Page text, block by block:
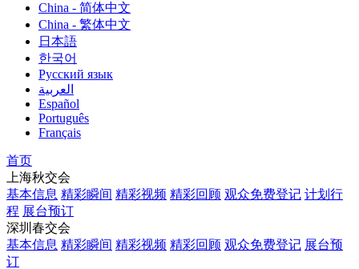
China - 简体中文
China - 繁体中文
日本語
한국어
Русский язык
العربية
Español
Português
Français
首页
上海秋交会
基本信息 精彩瞬间 精彩视频 精彩回顾 观众免费登记 计划行
程 展台预订
深圳春交会
基本信息 精彩瞬间 精彩视频 精彩回顾 观众免费登记 展台预
订